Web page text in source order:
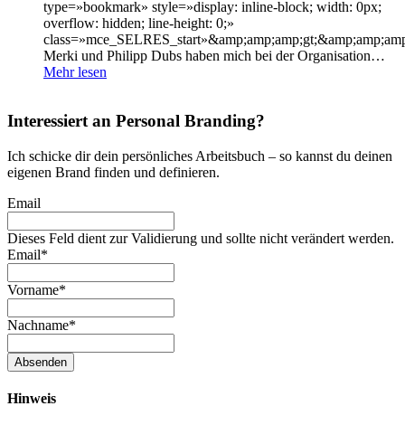
type=»bookmark» style=»display: inline-block; width: 0px;
overflow: hidden; line-height: 0;»
class=»mce_SELRES_start»&amp;amp;amp;gt;
Merki und Philipp Dubs haben mich bei der Organisation…
Mehr lesen
Interessiert an Personal Branding?
Ich schicke dir dein persönliches Arbeitsbuch – so kannst du deinen
eigenen Brand finden und definieren.
Email
Dieses Feld dient zur Validierung und sollte nicht verändert werden.
Email*
Vorname*
Nachname*
Absenden
Hinweis